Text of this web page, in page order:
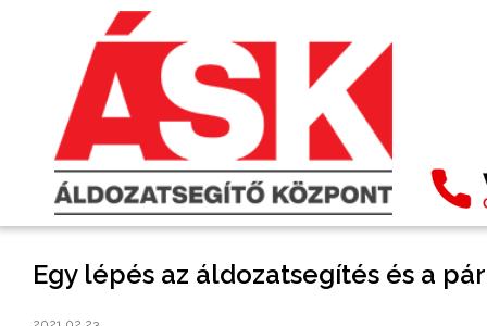
Egy lépés az áldozatsegítés és a